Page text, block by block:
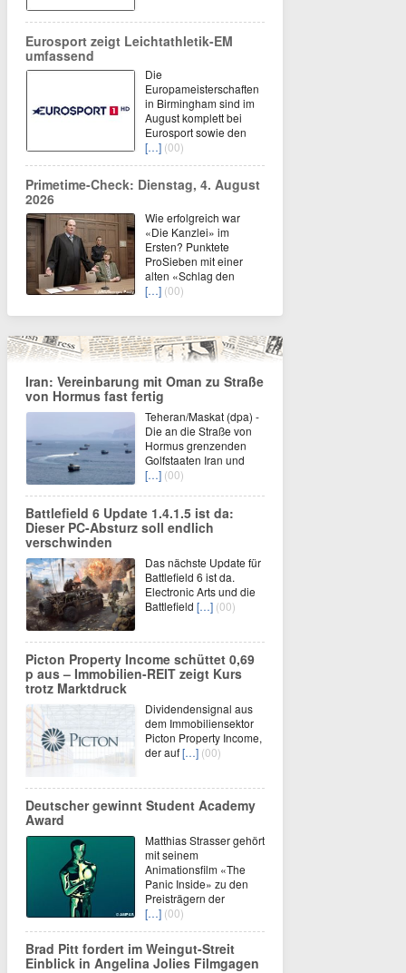
Eurosport zeigt Leichtathletik-EM
umfassend
Die
Europameisterschaften
in Birmingham sind im
August komplett bei
Eurosport sowie den
[…] (00)
Primetime-Check: Dienstag, 4. August
2026
Wie erfolgreich war
«Die Kanzlei» im
Ersten? Punktete
ProSieben mit einer
alten «Schlag den
[…] (00)
Iran: Vereinbarung mit Oman zu Straße
von Hormus fast fertig
Teheran/Maskat (dpa) -
Die an die Straße von
Hormus grenzenden
Golfstaaten Iran und
[…] (00)
Battlefield 6 Update 1.4.1.5 ist da:
Dieser PC-Absturz soll endlich
verschwinden
Das nächste Update für
Battlefield 6 ist da.
Electronic Arts und die
Battlefield […] (00)
Picton Property Income schüttet 0,69
p aus – Immobilien-REIT zeigt Kurs
trotz Marktdruck
Dividendensignal aus
dem Immobiliensektor
Picton Property Income,
der auf[…] (00)
Deutscher gewinnt Student Academy
Award
Matthias Strasser gehört
mit seinem
Animationsfilm «The
Panic Inside» zu den
Preisträgern der
[…] (00)
Brad Pitt fordert im Weingut-Streit
Einblick in Angelina Jolies Filmgagen